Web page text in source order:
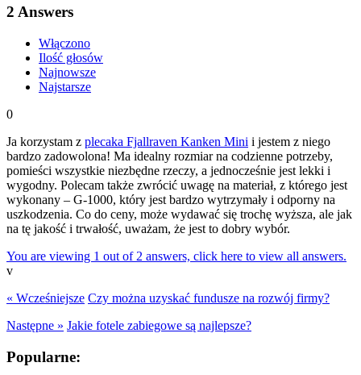
2 Answers
Włączono
Ilość głosów
Najnowsze
Najstarsze
0
Ja korzystam z plecaka Fjallraven Kanken Mini i jestem z niego
bardzo zadowolona! Ma idealny rozmiar na codzienne potrzeby,
pomieści wszystkie niezbędne rzeczy, a jednocześnie jest lekki i
wygodny. Polecam także zwrócić uwagę na materiał, z którego jest
wykonany – G-1000, który jest bardzo wytrzymały i odporny na
uszkodzenia. Co do ceny, może wydawać się trochę wyższa, ale jak
na tę jakość i trwałość, uważam, że jest to dobry wybór.
You are viewing 1 out of 2 answers, click here to view all answers.
v
« Wcześniejsze Czy można uzyskać fundusze na rozwój firmy?
Następne » Jakie fotele zabiegowe są najlepsze?
Popularne: